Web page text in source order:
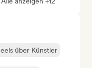
über Künstler